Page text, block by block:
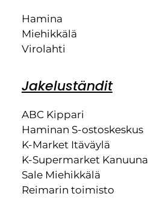
Hamina
Miehikkälä
Virolahti
Jakeluständit
ABC Kippari
Haminan S-ostoskeskus
K-Market Itäväylä
K-Supermarket Kanuuna
Sale Miehikkälä
Reimarin toimisto